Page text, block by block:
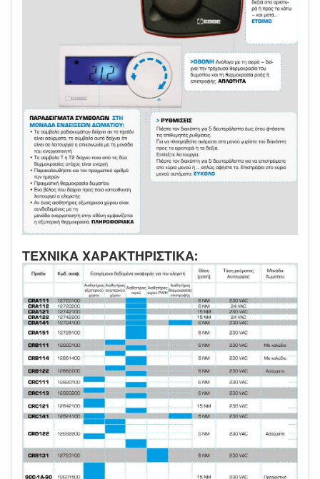
ΤΕΧΝΙΚΑ ΧΑΡΑΚΤΗΡΙΣΤΙΚΑ: